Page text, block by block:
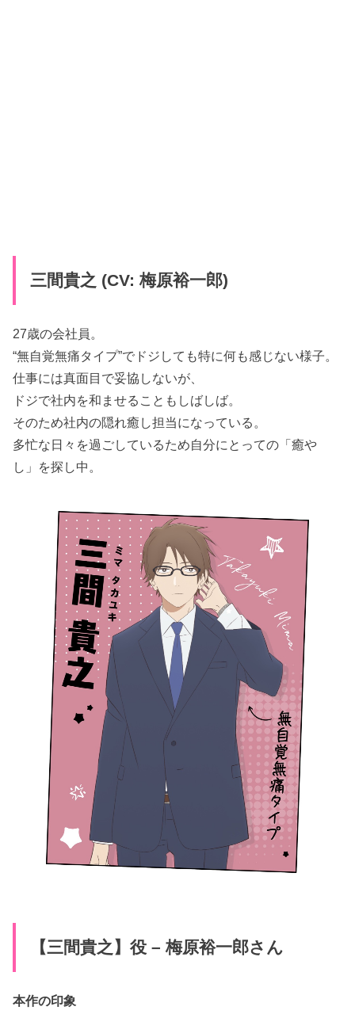
三間貴之 (CV: 梅原裕一郎)
27歳の会社員。
“無自覚無痛タイプ”でドジしても特に何も感じない様子。
仕事には真面目で妥協しないが、
ドジで社内を和ませることもしばしば。
そのため社内の隠れ癒し担当になっている。
多忙な日々を過ごしているため自分にとっての「癒や
し」を探し中。
【三間貴之】役 – 梅原裕一郎さん
本作の印象